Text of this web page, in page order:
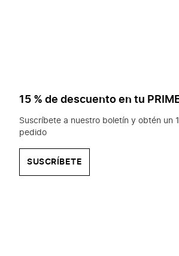
15 % de descuento en tu
Suscríbete a nuestro boletín y obtén un
pedido
SUSCRÍBETE